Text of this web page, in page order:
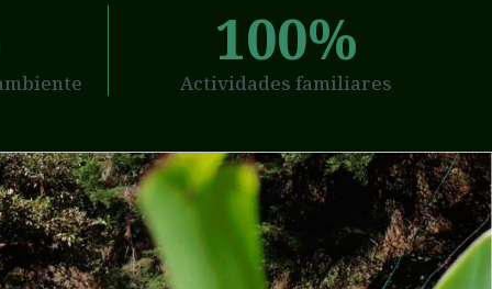
Actividades familiares
100%